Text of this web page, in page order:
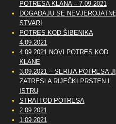
POTRESA KLANA – 7.09.2021
DOGAĐAJU SE NEVJEROJATNE
STVARI
POTRES KOD ŠIBENIKA
4.09.2021
4.09.2021 NOVI POTRES KOD
KLANE
3.09.2021 – SERIJA POTRESA JE
ZATRESLA RIJEČKI PRSTEN I
ISTRU
STRAH OD POTRESA
2.09.2021
1.09.2021